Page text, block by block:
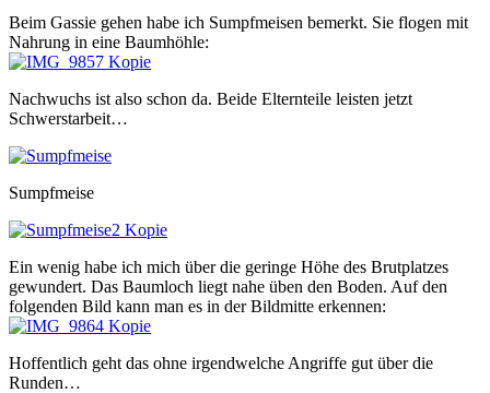
Beim Gassie gehen habe ich Sumpfmeisen bemerkt. Sie flogen mit
Nahrung in eine Baumhöhle:
Nachwuchs ist also schon da. Beide Elternteile leisten jetzt
Schwerstarbeit…
Sumpfmeise
Ein wenig habe ich mich über die geringe Höhe des Brutplatzes
gewundert. Das Baumloch liegt nahe üben den Boden. Auf den
folgenden Bild kann man es in der Bildmitte erkennen:
Hoffentlich geht das ohne irgendwelche Angriffe gut über die
Runden…